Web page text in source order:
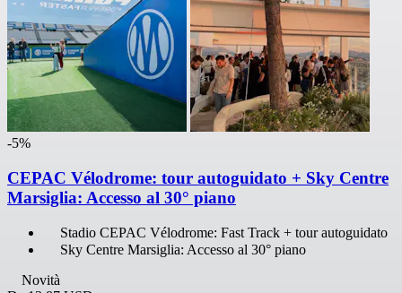
-5%
CEPAC Vélodrome: tour autoguidato + Sky Centre
Marsiglia: Accesso al 30° piano
Stadio CEPAC Vélodrome: Fast Track + tour autoguidato
Sky Centre Marsiglia: Accesso al 30° piano
Novità